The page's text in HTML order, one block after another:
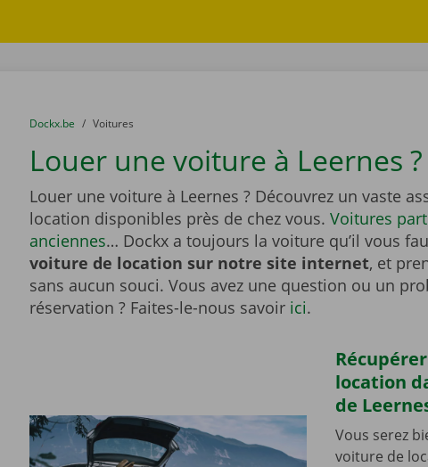
You are here:
du
Dockx.be to
Voitures
Louer une voiture à Leernes ?
Louer une voiture à Leernes ? Découvrez un vaste
location disponibles près de chez vous. Voitures
anciennes… Dockx a toujours la voiture qu’il vous
voiture de location sur notre site internet, et
sans aucun souci. Vous avez une question ou un
réservation ? Faites-le-nous savoir ici.
location
de
Vous serez
voiture de